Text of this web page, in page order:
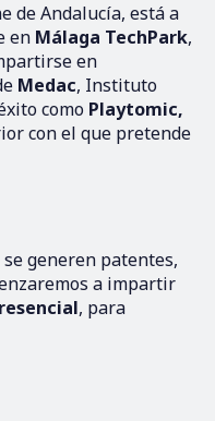
de Andalucía, está a
en Málaga TechPark,
en
Medac, Instituto
como Playtomic,
con el que pretende
generen patentes,
a impartir
, para